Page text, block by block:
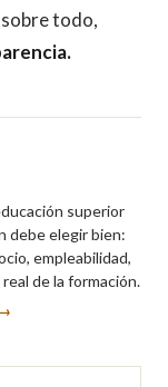
todo,
superior
debe elegir bien:
empleabilidad,
de la formación.